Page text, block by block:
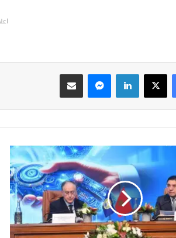
فيسبوك ‫X لينكدإن